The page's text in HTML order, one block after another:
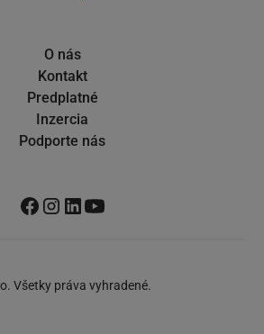
O nás
Kontakt
Predplatné
Inzercia
Podporte nás
Všetky práva vyhradené.